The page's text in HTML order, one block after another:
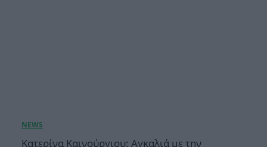
Κατερίνα Καινούργιου: Αγκαλιά με την